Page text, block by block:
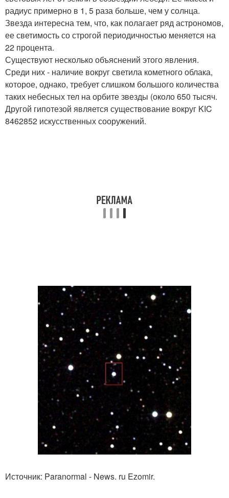
радиус примерно в 1, 5 раза больше, чем у солнца.
Звезда интересна тем, что, как полагает ряд астрономов,
ее светимость со строгой периодичностью меняется на
22 процента.
Существуют несколько объяснений этого явления.
Среди них - наличие вокруг светила кометного облака,
которое, однако, требует слишком большого количества
таких небесных тел на орбите звезды (около 650 тысяч.
Другой гипотезой является существование вокруг KIC
8462852 искусственных сооружений.
Источник: Paranormal - News. ru Ezomir.